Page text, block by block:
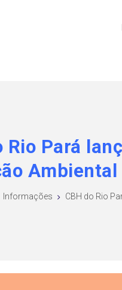
Rio Pará
Informações CBH do Rio